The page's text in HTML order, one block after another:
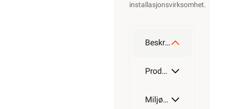
installasjonsvirksomhet.
Beskrivelse
Produktdetaljer
Miljøparametere